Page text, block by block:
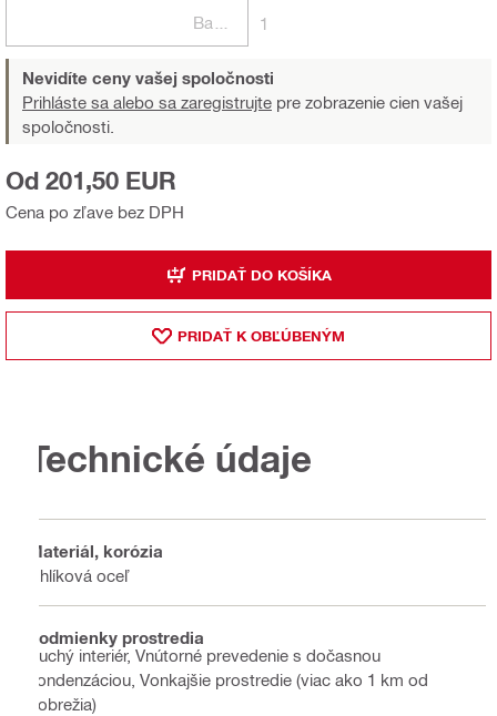
1
Nevidíte ceny vašej spoločnosti
Prihláste sa alebo sa zaregistrujte pre zobrazenie cien vašej
spoločnosti.
Cena po zľave bez DPH
Od 201,50 EUR
PRIDAŤ DO KOŠÍKA
PRIDAŤ K OBĽÚBENÝM
Technické údaje
Materiál, korózia
Uhlíková oceľ
Podmienky prostredia
Suchý interiér, Vnútorné prevedenie s dočasnou
kondenzáciou, Vonkajšie prostredie (viac ako 1 km od
pobrežia)